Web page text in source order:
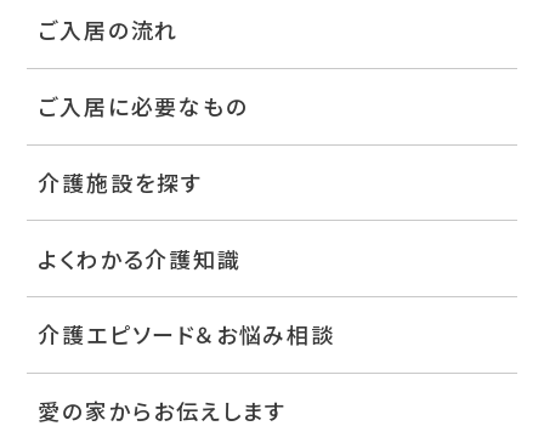
ご入居の流れ
ご入居に必要なもの
介護施設を探す
よくわかる介護知識
介護エピソード＆お悩み相談
愛の家からお伝えします